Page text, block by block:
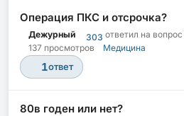
Операция ПКС и отсрочка?
Дежурный 303 ответил на вопрос
137 просмотров
Медицина
1ответ
80в годен или нет?